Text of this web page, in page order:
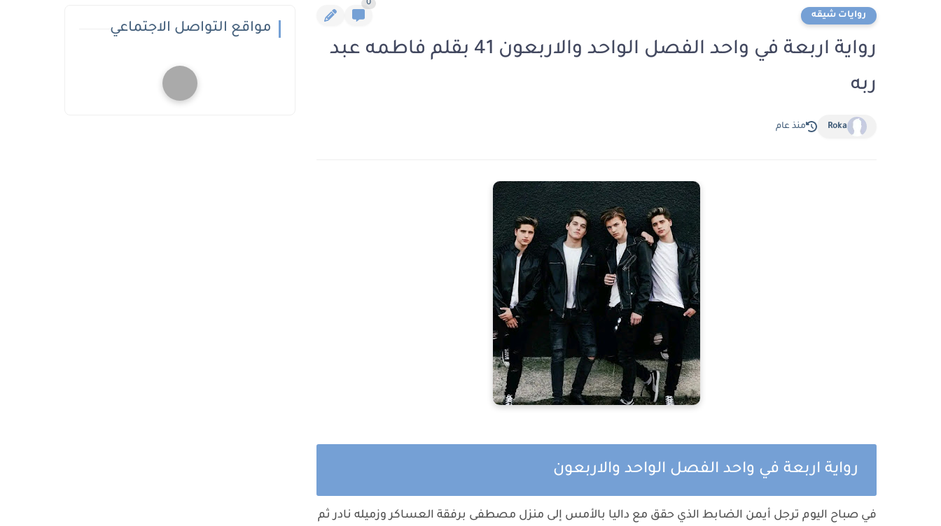
روايات شيقه
0
رواية اربعة في واحد الفصل الواحد والاربعون 41 بقلم فاطمه عبد
ربه
Roka منذ عام
رواية اربعة في واحد الفصل الواحد والاربعون
في صباح اليوم ترجل أيمن الضابط الذي حقق مع داليا بالأمس إلى منزل مصطفى برفقة العساكر وزميله نادر ثم
مواقع التواصل الاجتماعي